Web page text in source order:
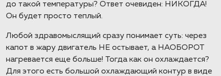
до такой температуры? Ответ очевиден: НИКОГДА!
Он будет просто теплый.
Любой здравомыслящий сразу понимает суть: через
капот в жару двигатель НЕ остывает, а НАОБОРОТ
нагревается еще больше! Тогда как он охлаждается?
Для этого есть большой охлаждающий контур в виде